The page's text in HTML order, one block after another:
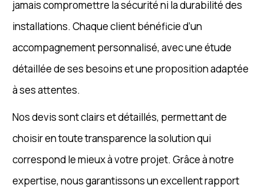
jamais compromettre la sécurité ni la durabilité des
installations. Chaque client bénéficie d’un
accompagnement personnalisé, avec une étude
détaillée de ses besoins et une proposition adaptée
à ses attentes.
Nos devis sont clairs et détaillés, permettant de
choisir en toute transparence la solution qui
correspond le mieux à votre projet. Grâce à notre
expertise, nous garantissons un excellent rapport